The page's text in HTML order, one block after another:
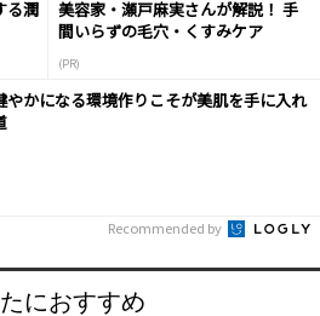
る潤
美容家・瀬戸麻実さんが解説！ 手
間いらずの毛穴・くすみケア
(PR)
やかになる環境作りこそが美肌を手に入れ
Recommended by
におすすめ